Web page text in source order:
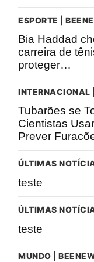
ESPORTE |
Bia Haddad
carreira de
proteger…
INTERNACIONAL
Tubarões se
Cientistas
Prever
ÚLTIMAS
teste
ÚLTIMAS
teste
MUNDO |